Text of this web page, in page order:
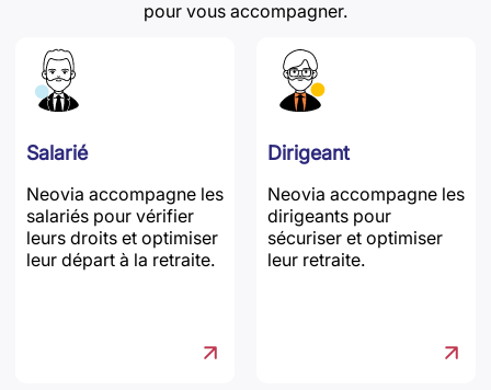
pour vous accompagner.
Salarié
Neovia accompagne les
salariés pour vérifier
leurs droits et optimiser
leur départ à la retraite.
Dirigeant
Neovia accompagne les
dirigeants pour
sécuriser et optimiser
leur retraite.